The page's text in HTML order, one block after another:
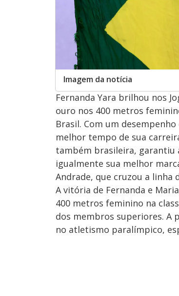
Imagem da notícia
Fernanda Yara brilhou nos
ouro nos 400 metros
Brasil. Com um
melhor tempo de sua
também brasileira, garantiu
igualmente sua melhor
Andrade, que cruzou a linha
A vitória de Fernanda e
400 metros feminino na
dos membros superiores. A
no atletismo paralímpico,